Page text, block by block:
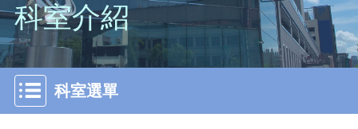
科室介紹
科室選單